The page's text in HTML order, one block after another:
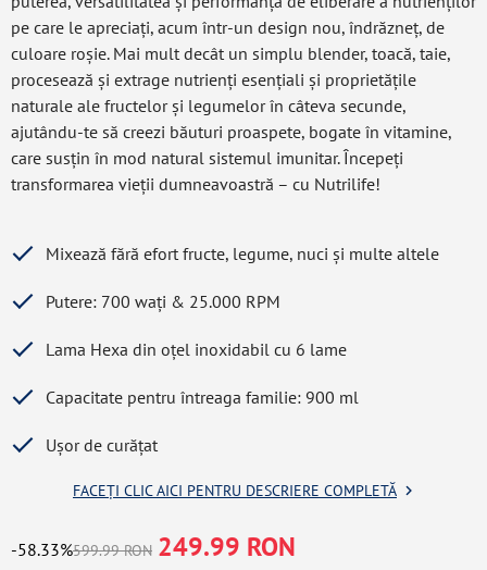
pe care le apreciați, acum într-un design nou, îndrăzneț, de
culoare roșie. Mai mult decât un simplu blender, toacă, taie,
procesează și extrage nutrienți esențiali și proprietățile
naturale ale fructelor și legumelor în câteva secunde,
ajutându-te să creezi băuturi proaspete, bogate în vitamine,
care susțin în mod natural sistemul imunitar. Începeți
transformarea vieții dumneavoastră – cu Nutrilife!
Mixează fără efort fructe, legume, nuci și multe altele
Putere: 700 wați & 25.000 RPM
Lama Hexa din oțel inoxidabil cu 6 lame
Capacitate pentru întreaga familie: 900 ml
Ușor de curățat
FACEȚI CLIC AICI PENTRU DESCRIERE COMPLETĂ
-58.33%599.99 RON 249.99 RON